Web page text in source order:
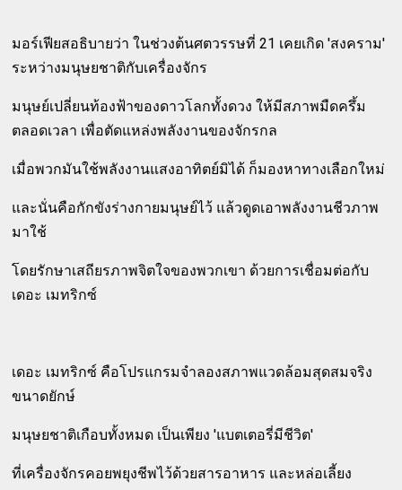
มอร์เฟียสอธิบายว่า ในช่วงต้นศตวรรษที่ 21 เคยเกิด 'สงคราม'
ระหว่างมนุษยชาติกับเครื่องจักร
มนุษย์เปลี่ยนท้องฟ้าของดาวโลกทั้งดวง ให้มีสภาพมืดครึ้ม
ตลอดเวลา เพื่อตัดแหล่งพลังงานของจักรกล
เมื่อพวกมันใช้พลังงานแสงอาทิตย์มิได้ ก็มองหาทางเลือกใหม่
และนั่นคือกักขังร่างกายมนุษย์ไว้ แล้วดูดเอาพลังงานชีวภาพ
มาใช้
โดยรักษาเสถียรภาพจิตใจของพวกเขา ด้วยการเชื่อมต่อกับ
เดอะ เมทริกซ์
เดอะ เมทริกซ์ คือโปรแกรมจำลองสภาพแวดล้อมสุดสมจริง
ขนาดยักษ์
มนุษยชาติเกือบทั้งหมด เป็นเพียง 'แบตเตอรี่มีชีวิต'
ที่เครื่องจักรคอยพยุงชีพไว้ด้วยสารอาหาร และหล่อเลี้ยง